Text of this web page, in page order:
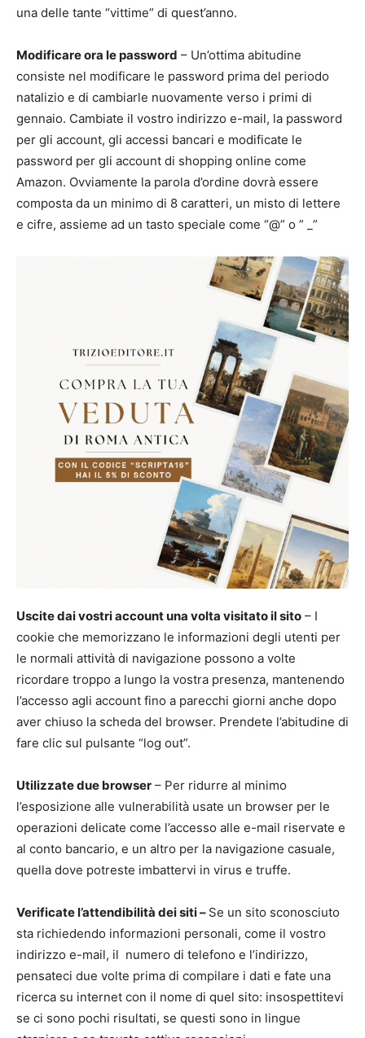
una delle tante “vittime” di quest’anno.
Modificare ora le password – Un’ottima abitudine
consiste nel modificare le password prima del periodo
natalizio e di cambiarle nuovamente verso i primi di
gennaio. Cambiate il vostro indirizzo e-mail, la password
per gli account, gli accessi bancari e modificate le
password per gli account di shopping online come
Amazon. Ovviamente la parola d’ordine dovrà essere
composta da un minimo di 8 caratteri, un misto di lettere
e cifre, assieme ad un tasto speciale come “@” o ” _”
Uscite dai vostri account una volta visitato il sito – I
cookie che memorizzano le informazioni degli utenti per
le normali attività di navigazione possono a volte
ricordare troppo a lungo la vostra presenza, mantenendo
l’accesso agli account fino a parecchi giorni anche dopo
aver chiuso la scheda del browser. Prendete l’abitudine di
fare clic sul pulsante “log out”.
Utilizzate due browser – Per ridurre al minimo
l’esposizione alle vulnerabilità usate un browser per le
operazioni delicate come l’accesso alle e-mail riservate e
al conto bancario, e un altro per la navigazione casuale,
quella dove potreste imbattervi in virus e truffe.
Verificate l’attendibilità dei siti– Se un sito sconosciuto
sta richiedendo informazioni personali, come il vostro
indirizzo e-mail, il numero di telefono e l’indirizzo,
pensateci due volte prima di compilare i dati e fate una
ricerca su internet con il nome di quel sito: insospettitevi
se ci sono pochi risultati, se questi sono in lingue